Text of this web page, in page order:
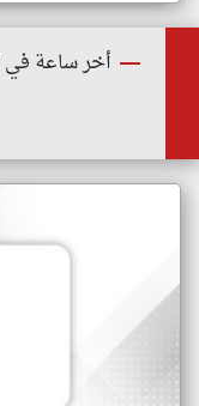
أخر ساعة في